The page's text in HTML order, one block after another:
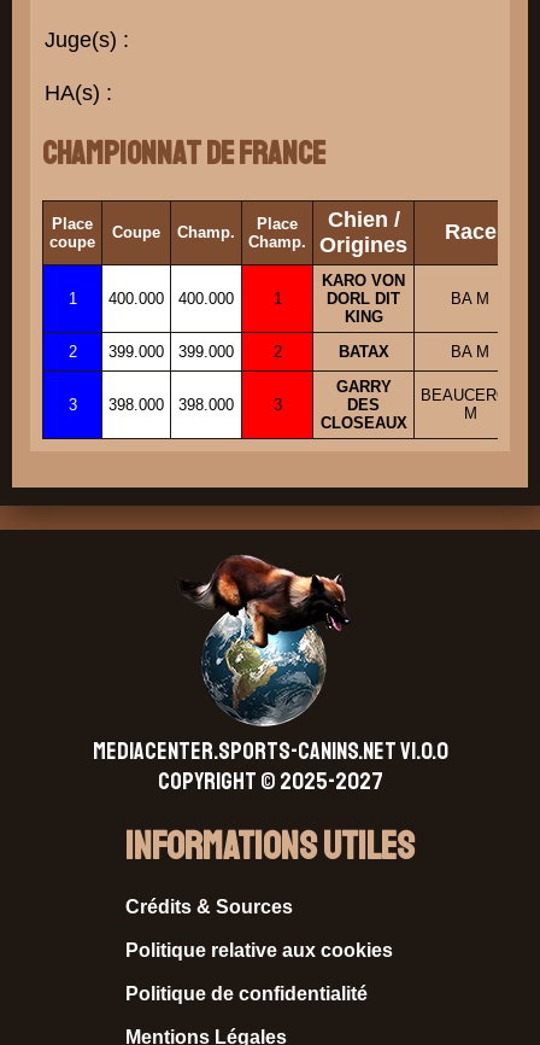
Juge(s) :
HA(s) :
Championnat de France
Place
coupe
Coupe Champ.
Place
Champ.
Chien /
Origines
Race
1 400.000 400.000 1
KARO VON
DORL DIT
KING
BA M
2 399.000 399.000 2 BATAX BA M
3 398.000 398.000 3
GARRY
DES
CLOSEAUX
BEAUCERON
M
MEDIACENTER.SPORTS-CANINS.NET V1.0.0
Copyright © 2025-2027
Informations Utiles
Crédits & Sources
Politique relative aux cookies
Politique de confidentialité
Mentions Légales